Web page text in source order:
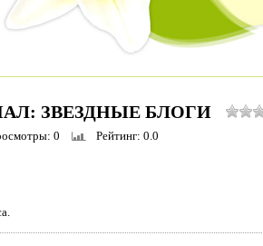
ЗВЕЗДНЫЕ БЛОГИ
: 0 Рейтинг: 0.0